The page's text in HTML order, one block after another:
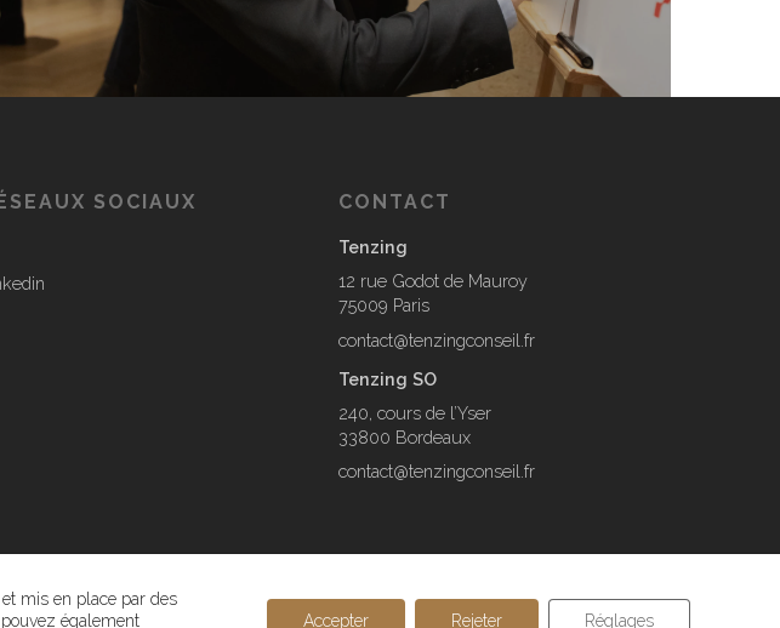
SOCIAUX CONTACT
Tenzing
12 rue Godot de Mauroy
75009 Paris
contact@tenzingconseil.fr
Tenzing SO
240, cours de l’Yser
33800 Bordeaux
contact@tenzingconseil.fr
mis en place par des
également
Accepter Rejeter Réglages